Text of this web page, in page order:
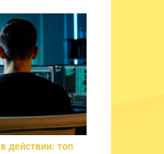
действии: топ